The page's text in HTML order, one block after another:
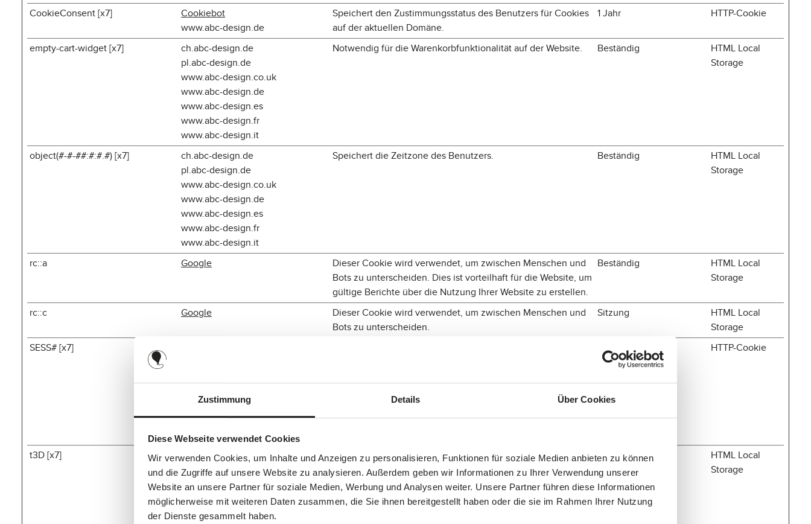
Zustimmung Details Über Cookies
Diese Webseite verwendet Cookies
Wir verwenden Cookies, um Inhalte und Anzeigen zu personalisieren, Funktionen für soziale Medien anbieten zu können
und die Zugriffe auf unsere Website zu analysieren. Außerdem geben wir Informationen zu Ihrer Verwendung unserer
Website an unsere Partner für soziale Medien, Werbung und Analysen weiter. Unsere Partner führen diese Informationen
möglicherweise mit weiteren Daten zusammen, die Sie ihnen bereitgestellt haben oder die sie im Rahmen Ihrer Nutzung
der Dienste gesammelt haben.
CookieConsent [x7]
Cookiebot
www.abc-design.de
Speichert den Zustimmungsstatus des Benutzers für Cookies
auf der aktuellen Domäne.
1 Jahr HTTP-Cookie
empty-cart-widget [x7]
ch.abc-design.de
pl.abc-design.de
www.abc-design.co.uk
www.abc-design.de
www.abc-design.es
www.abc-design.fr
www.abc-design.it
Notwendig für die Warenkorbfunktionalität auf der Website. Beständig
HTML Local
Storage
object(#-#-##:#:#.#) [x7]
ch.abc-design.de
pl.abc-design.de
www.abc-design.co.uk
www.abc-design.de
www.abc-design.es
www.abc-design.fr
www.abc-design.it
Speichert die Zeitzone des Benutzers. Beständig
HTML Local
Storage
rc::a Google
Dieser Cookie wird verwendet, um zwischen Menschen und
Bots zu unterscheiden. Dies ist vorteilhaft für die Website, um
gültige Berichte über die Nutzung Ihrer Website zu erstellen.
Beständig
HTML Local
Storage
rc::c Google
Dieser Cookie wird verwendet, um zwischen Menschen und
Bots zu unterscheiden.
Sitzung
HTML Local
Storage
SESS# [x7]
www.abc-design.es
www.abc-design.fr
www.abc-design.it
Sitzung HTTP-Cookie
t3D [x7]
ch.abc-design.de
pl.abc-design.de
www.abc-design.co.uk
www.abc-design.de
www.abc-design.es
Dieses Cookie ist mit einem Bündel von Cookies verbunden,
die dem Zweck der Bereitstellung und Präsentation von
Inhalten dienen. Die Cookies behalten den korrekten Zustand
von Schriftart, Blog-/Bildschiebereglern, Farbthemen und
Beständig
HTML Local
Storage